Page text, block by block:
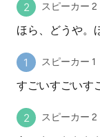
スピーカー 2
ほら、どうや。
スピーカー 1
すごいすごいす
スピーカー 2